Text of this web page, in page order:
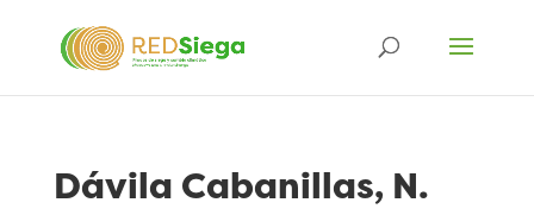
Dávila Cabanillas, N.